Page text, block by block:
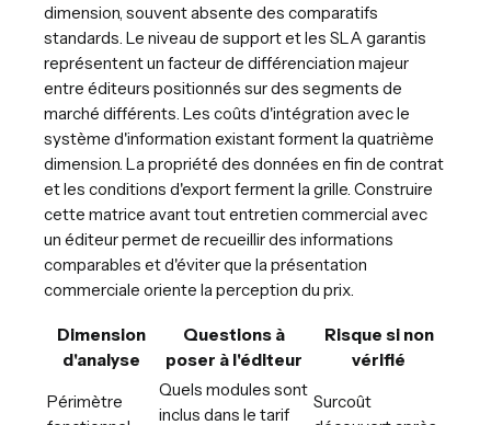
dimension, souvent absente des comparatifs
standards. Le niveau de support et les SLA garantis
représentent un facteur de différenciation majeur
entre éditeurs positionnés sur des segments de
marché différents. Les coûts d'intégration avec le
système d'information existant forment la quatrième
dimension. La propriété des données en fin de contrat
et les conditions d'export ferment la grille. Construire
cette matrice avant tout entretien commercial avec
un éditeur permet de recueillir des informations
comparables et d'éviter que la présentation
commerciale oriente la perception du prix.
Dimension
d'analyse
Questions à
poser à l'éditeur
Risque si non
vérifié
Périmètre
Quels modules sont
inclus dans le tarif
Surcoût